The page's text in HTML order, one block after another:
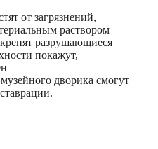
от загрязнений,
раствором
разрушающиеся
покажут,
дворика смогут